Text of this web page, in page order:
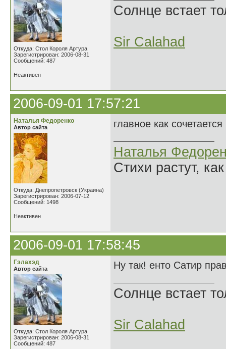
Откуда: Стол Короля Артура
Зарегистрирован: 2006-08-31
Сообщений: 487
Солнце встает
Sir Calahad
Неактивен
2006-09-01 17:57:21
Наталья Федоренко
Автор сайта
Откуда: Днепропетровск (Украина)
Зарегистрирован: 2006-07-12
Сообщений: 1498
главное как
Наталья
Стихи растут,
Неактивен
2006-09-01 17:58:45
Гэлахэд
Автор сайта
Откуда: Стол Короля Артура
Зарегистрирован: 2006-08-31
Сообщений: 487
Ну так! енто Сатир
Солнце встает
Sir Calahad